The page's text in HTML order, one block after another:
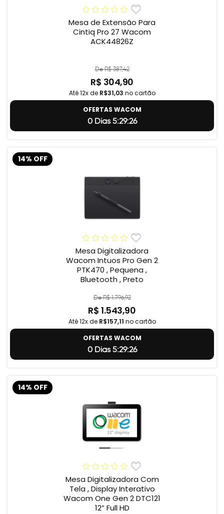
Mesa de Extensão Para
Cintiq Pro 27 Wacom
ACK44826Z
De R$ 387,42
R$ 304,90
Até 12x de R$31,03 no cartão
OFERTAS WACOM
0 Dias 5:29:24
14% OFF
Mesa Digitalizadora
Wacom Intuos Pro Gen 2
PTK470 , Pequena ,
Bluetooth , Preto
De R$ 1.796,92
R$ 1.543,90
Até 12x de R$157,11 no cartão
OFERTAS WACOM
0 Dias 5:29:24
14% OFF
Mesa Digitalizadora Com
Tela , Display Interativo
Wacom One Gen 2 DTC121
12” Full HD